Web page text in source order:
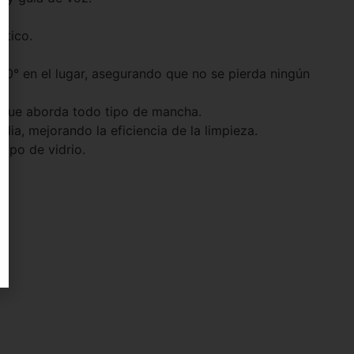
en el lugar, asegurando que no se pierda ningún
aborda todo tipo de mancha.
mejorando la eficiencia de la limpieza.
de vidrio.